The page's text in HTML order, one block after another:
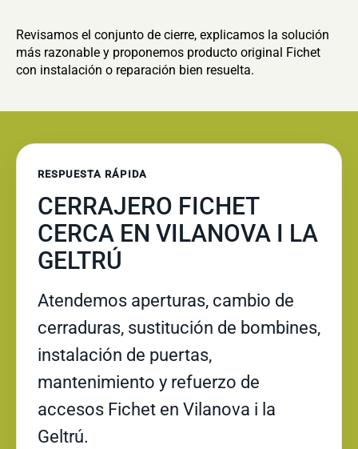
Revisamos el conjunto de cierre, explicamos la solución
más razonable y proponemos producto original Fichet
con instalación o reparación bien resuelta.
RESPUESTA RÁPIDA
CERRAJERO FICHET
CERCA EN VILANOVA I LA
GELTRÚ
Atendemos aperturas, cambio de
cerraduras, sustitución de bombines,
instalación de puertas,
mantenimiento y refuerzo de
accesos Fichet en Vilanova i la
Geltrú.